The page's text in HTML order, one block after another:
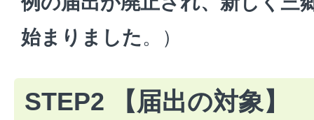
始まりました。）
STEP2 【届出の対象】